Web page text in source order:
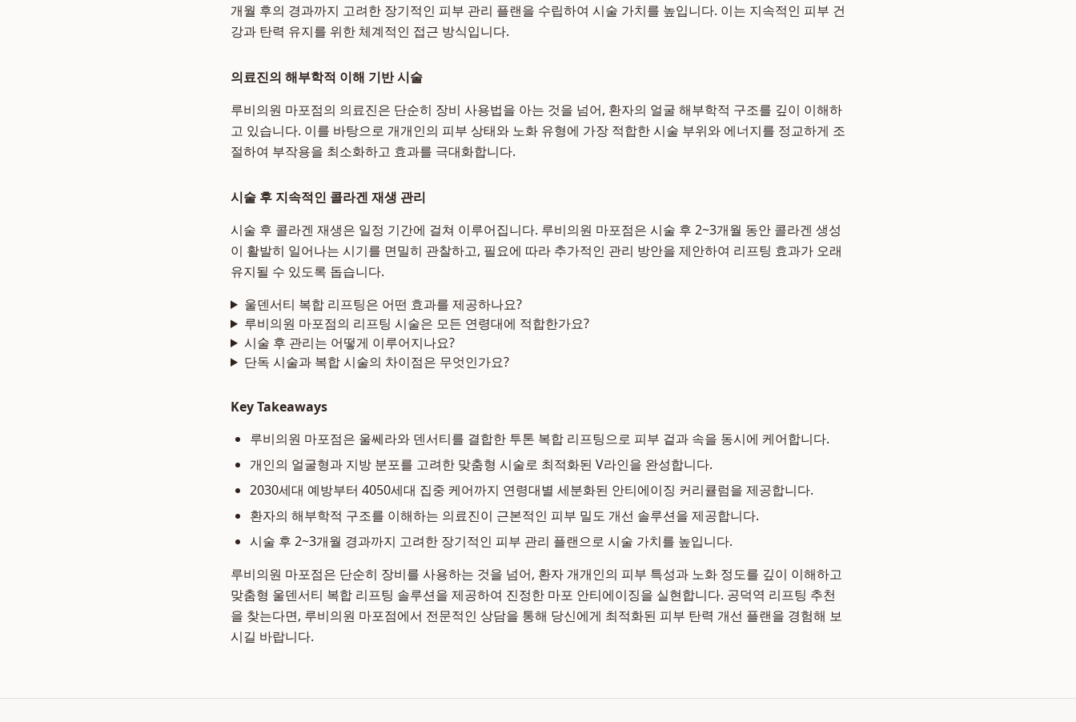
개월 후의 경과까지 고려한 장기적인 피부 관리 플랜을 수립하여 시술 가치를 높입니다. 이는 지속적인 피부 건
강과 탄력 유지를 위한 체계적인 접근 방식입니다.
의료진의 해부학적 이해 기반 시술
루비의원 마포점의 의료진은 단순히 장비 사용법을 아는 것을 넘어, 환자의 얼굴 해부학적 구조를 깊이 이해하
고 있습니다. 이를 바탕으로 개개인의 피부 상태와 노화 유형에 가장 적합한 시술 부위와 에너지를 정교하게 조
절하여 부작용을 최소화하고 효과를 극대화합니다.
시술 후 지속적인 콜라겐 재생 관리
시술 후 콜라겐 재생은 일정 기간에 걸쳐 이루어집니다. 루비의원 마포점은 시술 후 2~3개월 동안 콜라겐 생성
이 활발히 일어나는 시기를 면밀히 관찰하고, 필요에 따라 추가적인 관리 방안을 제안하여 리프팅 효과가 오래
유지될 수 있도록 돕습니다.
울덴서티 복합 리프팅은 어떤 효과를 제공하나요?
루비의원 마포점의 리프팅 시술은 모든 연령대에 적합한가요?
시술 후 관리는 어떻게 이루어지나요?
단독 시술과 복합 시술의 차이점은 무엇인가요?
Key Takeaways
루비의원 마포점은 울쎄라와 덴서티를 결합한 투톤 복합 리프팅으로 피부 겉과 속을 동시에 케어합니다.
개인의 얼굴형과 지방 분포를 고려한 맞춤형 시술로 최적화된 V라인을 완성합니다.
2030세대 예방부터 4050세대 집중 케어까지 연령대별 세분화된 안티에이징 커리큘럼을 제공합니다.
환자의 해부학적 구조를 이해하는 의료진이 근본적인 피부 밀도 개선 솔루션을 제공합니다.
시술 후 2~3개월 경과까지 고려한 장기적인 피부 관리 플랜으로 시술 가치를 높입니다.
루비의원 마포점은 단순히 장비를 사용하는 것을 넘어, 환자 개개인의 피부 특성과 노화 정도를 깊이 이해하고
맞춤형 울덴서티 복합 리프팅 솔루션을 제공하여 진정한 마포 안티에이징을 실현합니다. 공덕역 리프팅 추천
을 찾는다면, 루비의원 마포점에서 전문적인 상담을 통해 당신에게 최적화된 피부 탄력 개선 플랜을 경험해 보
시길 바랍니다.